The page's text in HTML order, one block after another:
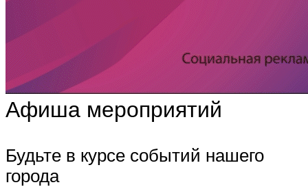
Афиша мероприятий
Будьте в курсе событий нашего
города